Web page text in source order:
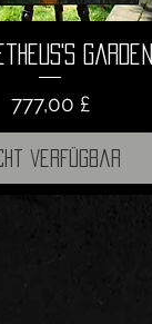
Garden
Preis
777,00 £
verfügbar